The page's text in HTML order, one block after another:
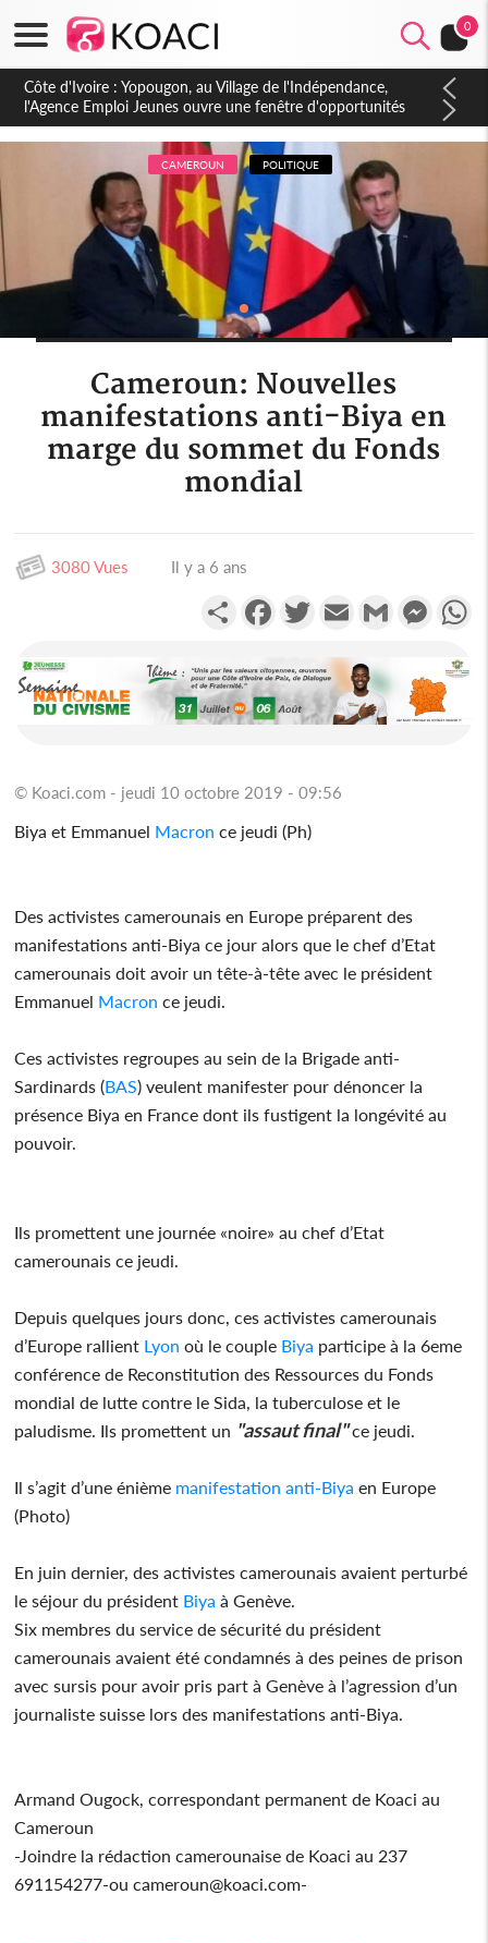
0
Côte d'Ivoire : Yopougon, au Village de l'Indépendance,
l'Agence Emploi Jeunes ouvre une fenêtre d'opportunités
pour la jeunesse ivoirienne
CAMEROUN POLITIQUE
Cameroun: Nouvelles
manifestations anti-Biya en
marge du sommet du Fonds
mondial
3080 Vues Il y a 6 ans
PartagerFacebookTwitterEmail Gmail
© Koaci.com - jeudi 10 octobre 2019 - 09:56
Biya et Emmanuel Macron ce jeudi (Ph)
Des activistes camerounais en Europe préparent des
manifestations anti-Biya ce jour alors que le chef d’Etat
camerounais doit avoir un tête-à-tête avec le président
Emmanuel Macron ce jeudi.
Ces activistes regroupes au sein de la Brigade anti-
Sardinards (BAS) veulent manifester pour dénoncer la
présence Biya en France dont ils fustigent la longévité au
pouvoir.
Ils promettent une journée «noire» au chef d’Etat
camerounais ce jeudi.
Depuis quelques jours donc, ces activistes camerounais
d’Europe rallient Lyon où le couple Biya participe à la 6eme
conférence de Reconstitution des Ressources du Fonds
mondial de lutte contre le Sida, la tuberculose et le
paludisme. Ils promettent un "assaut final"ce jeudi.
Il s’agit d’une énième manifestation anti-Biya en Europe
(Photo)
En juin dernier, des activistes camerounais avaient perturbé
le séjour du président Biya à Genève.
Six membres du service de sécurité du président
camerounais avaient été condamnés à des peines de prison
avec sursis pour avoir pris part à Genève à l’agression d’un
journaliste suisse lors des manifestations anti-Biya.
Armand Ougock, correspondant permanent de Koaci au
Cameroun
-Joindre la rédaction camerounaise de Koaci au 237
691154277-ou cameroun@koaci.com-